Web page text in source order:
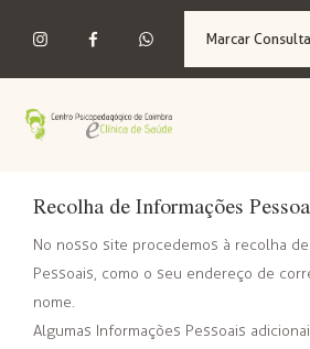
Marcar Consulta
Recolha de Informações
No nosso site procedemos à recolha
Pessoais, como o seu endereço de
nome.
Algumas Informações Pessoais